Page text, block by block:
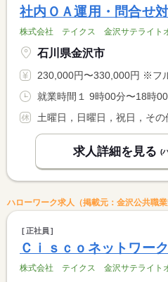
社内ＯＡ運用・問合せ
株式会社 テイクス 金沢サテライト
石川県金沢市
230,000円〜330,000円 ※フルタイム求人の場合は月額（換算
就業時間１ 9時00分〜18時
土曜日，日曜日，祝日，その
求人詳細を見る (
ハローワーク求人（掲載元：金沢公共職業
正社員
Ｃｉｓｃｏネットワー
株式会社 テイクス 金沢サテライト